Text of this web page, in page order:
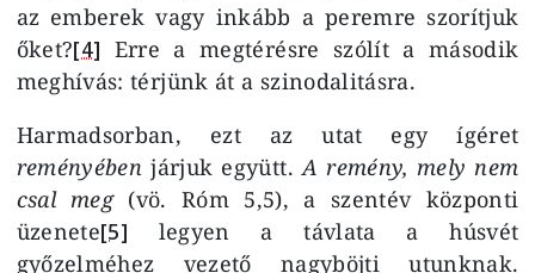
az emberek vagy inkább a peremre szorítjuk
őket?[4] Erre a megtérésre szólít a második
meghívás: térjünk át a szinodalitásra.
Harmadsorban, ezt az utat egy ígéret
reményében járjuk együtt. A remény, mely nem
csal meg(vö. Róm 5,5), a szentév központi
üzenete[5] legyen a távlata a húsvét
győzelméhez vezető nagyböjti utunknak.